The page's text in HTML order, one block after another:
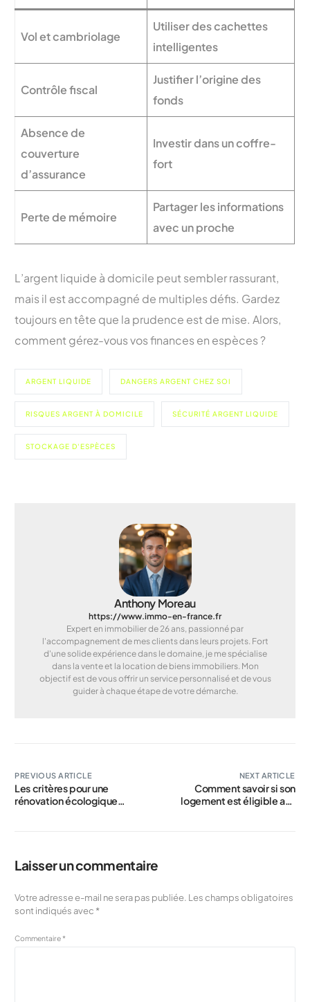
Vol et cambriolage
Utiliser des cachettes
intelligentes
Contrôle fiscal
Justifier l’origine des
fonds
Absence de
couverture
d’assurance
Investir dans un coffre-
fort
Perte de mémoire
Partager les informations
avec un proche
L’argent liquide à domicile peut sembler rassurant,
mais il est accompagné de multiples défis. Gardez
toujours en tête que la prudence est de mise. Alors,
comment gérez-vous vos finances en espèces ?
ARGENT LIQUIDE DANGERS ARGENT CHEZ SOI
RISQUES ARGENT À DOMICILE SÉCURITÉ ARGENT LIQUIDE
STOCKAGE D'ESPÈCES
Anthony Moreau
https://www.immo-en-france.fr
Expert en immobilier de 26 ans, passionné par
l'accompagnement de mes clients dans leurs projets. Fort
d'une solide expérience dans le domaine, je me spécialise
dans la vente et la location de biens immobiliers. Mon
objectif est de vous offrir un service personnalisé et de vous
guider à chaque étape de votre démarche.
PREVIOUS ARTICLE
Les critères pour une
rénovation écologique
NEXT ARTICLE
Comment savoir si son
logement est éligible aux
Laisser un commentaire
Votre adresse e-mail ne sera pas publiée. Les champs obligatoires
sont indiqués avec *
Commentaire*